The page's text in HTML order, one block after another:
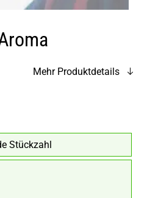
Mehr Produktdetails
Stückzahl